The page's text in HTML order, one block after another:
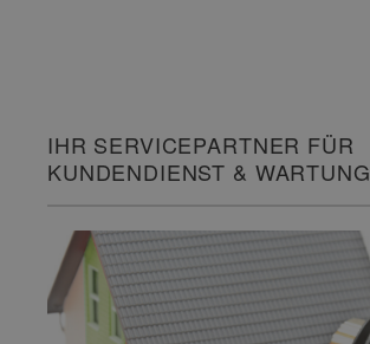
IHR SERVICEPARTNER FÜR
KUNDENDIENST & WARTUNG